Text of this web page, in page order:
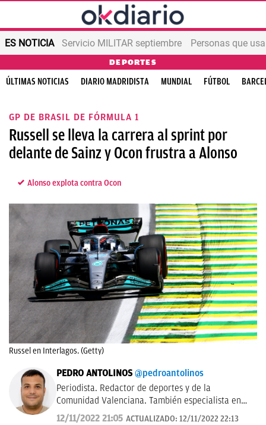
ES NOTICIA Servicio MILITAR septiembre Personas que
DEPORTES
ÚLTIMAS NOTICIAS DIARIO MADRIDISTA MUNDIAL FÚTBOL
GP DE BRASIL DE FÓRMULA 1
Russell se lleva la carrera al sprint por
delante de Sainz y Ocon frustra a Alonso
Alonso explota contra Ocon
Russel en Interlagos. (Getty)
PEDRO ANTOLINOS @pedroantolinos
Periodista. Redactor de deportes y de la
Comunidad Valenciana. También especialista en
SEO. En OKDIARIO desde 2017.
12/11/2022 21:05 ACTUALIZADO: 12/11/2022 22:13